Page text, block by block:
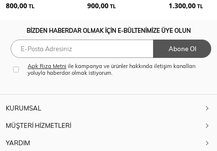
800,00 TL 900,00 TL 1.300,00 TL
BİZDEN HABERDAR OLMAK İÇİN E-BÜLTENİMİZE ÜYE OLUN
Abone Ol
Açık Rıza Metni ile kampanya ve ürünler hakkında iletişim kanalları
yoluyla haberdar olmak istiyorum.
KURUMSAL
MÜŞTERİ HİZMETLERİ
YARDIM